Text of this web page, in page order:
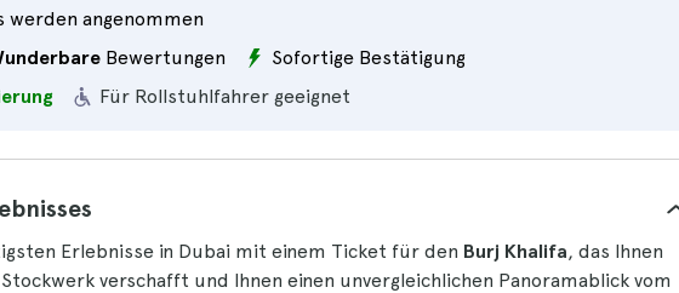
angenommen
Für Rollstuhlfahrer geeignet
Bewertungen
Sofortige Bestätigung
Erlebnisse in Dubai mit einem Ticket für den Burj Khalifa, das Ihnen
Stockwerk verschafft und Ihnen einen unvergleichlichen Panoramablick vom